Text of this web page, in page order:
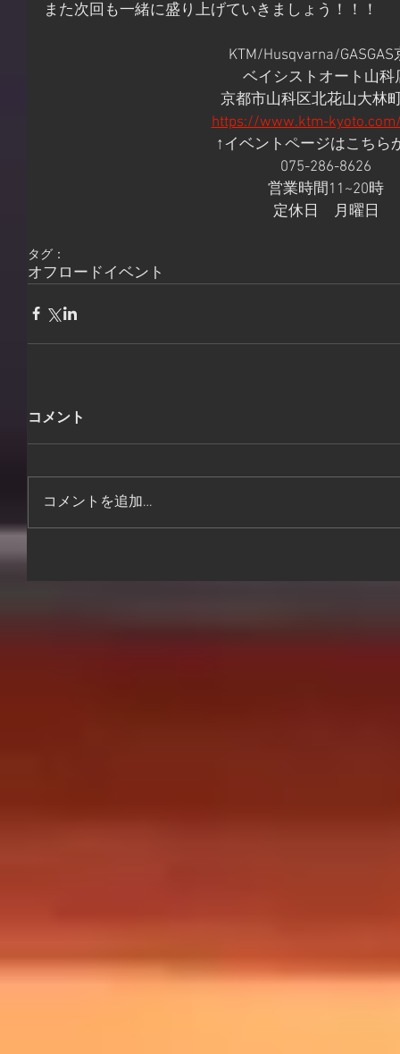
また次回も一緒に盛り上げていきましょう！！！
KTM/Husqvarna/GASGAS
ベイシストオート山科
京都市山科区北花山大林
https://www.ktm-
↑イベントページはこちら
075-286-8626
営業時間11~20時
定休日　月曜日
タグ：
オフロードイベント
コメント
コメントを追加…